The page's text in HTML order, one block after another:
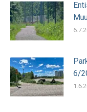
6/